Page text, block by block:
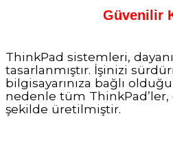
Güvenilir
ThinkPad sistemleri,
tasarlanmıştır. İşinizi
bilgisayarınıza bağlı
nedenle tüm ThinkPad’ler,
şekilde üretilmiştir.